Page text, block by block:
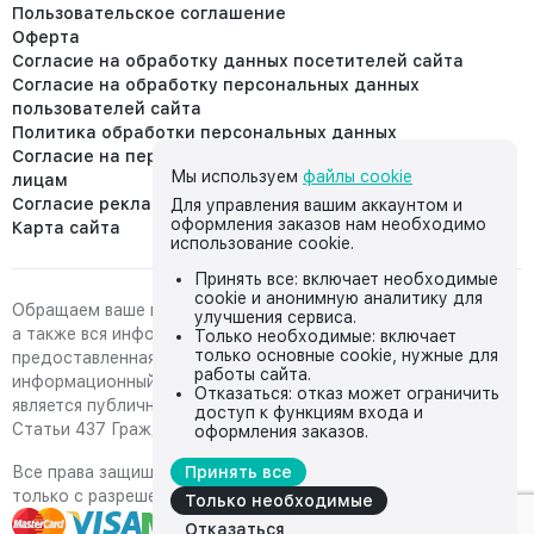
Пользовательское соглашение
Оферта
Согласие на обработку данных посетителей сайта
Согласие на обработку персональных данных
пользователей сайта
Политика обработки персональных данных
Согласие на передачу персональных данных третьим
лицам
Согласие реклама
Карта сайта
Обращаем ваше внимание на то, что данный интернет-сайт,
а также вся информация о товарах и ценах,
предоставленная на нём, носит исключительно
информационный характер и ни при каких условиях не
является публичной офертой, определяемой положениями
Статьи 437 Гражданского кодекса Российской Федерации.
Все права защищены, любое копирование с сайта возможно
только с разрешения владельца сайта
Мы используем файлы cookie
Для управления вашим аккаунтом и
оформления заказов нам необходимо
использование cookie.
Принять все: включает необходимые
cookie и анонимную аналитику для
улучшения сервиса.
Только необходимые: включает
только основные cookie, нужные для
работы сайта.
Отказаться: отказ может ограничить
доступ к функциям входа и
оформления заказов.
Принять все
Только необходимые
Отказаться